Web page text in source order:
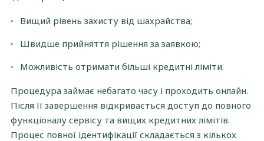
Вищий рівень захисту від шахрайства;
Швидше прийняття рішення за заявкою;
Можливість отримати більші кредитні ліміти.
Процедура займає небагато часу і проходить онлайн.
Після її завершення відкривається доступ до повного
функціоналу сервісу та вищих кредитних лімітів.
Процес повної ідентифікації складається з кількох